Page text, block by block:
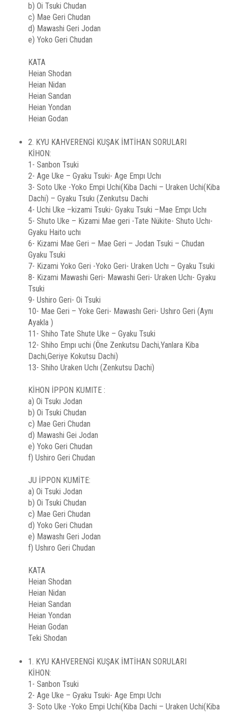
b) Oi Tsuki Chudan
c) Mae Geri Chudan
d) Mawashi Geri Jodan
e) Yoko Geri Chudan
KATA
Heian Shodan
Heian Nidan
Heian Sandan
Heian Yondan
Heian Godan
2. KYU KAHVERENGİ KUŞAK İMTİHAN SORULARI
KİHON:
1- Sanbon Tsuki
2- Age Uke – Gyaku Tsuki- Age Empı Uchı
3- Soto Uke -Yoko Empi Uchi(Kiba Dachi – Uraken Uchi(Kiba
Dachi) – Gyaku Tsukı (Zenkutsu Dachi
4- Uchi Uke –kizami Tsuki- Gyaku Tsuki –Mae Empı Uchı
5- Shuto Uke – Kizami Mae geri -Tate Nükite- Shuto Uchı-
Gyaku Haito uchı
6- Kizami Mae Geri – Mae Geri – Jodan Tsuki – Chudan
Gyaku Tsuki
7- Kizami Yoko Geri -Yoko Geri- Uraken Uchı – Gyaku Tsuki
8- Kizami Mawashi Geri- Mawashi Geri- Uraken Uchı- Gyaku
Tsuki
9- Ushiro Geri- Oi Tsuki
10- Mae Geri – Yoke Geri- Mawashı Geri- Ushıro Geri (Aynı
Ayakla )
11- Shiho Tate Shute Uke – Gyaku Tsuki
12- Shiho Empı uchi (Öne Zenkutsu Dachi,Yanlara Kiba
Dachi,Geriye Kokutsu Dachi)
13- Shiho Uraken Uchı (Zenkutsu Dachi)
KİHON İPPON KUMITE :
a) Oi Tsukı Jodan
b) Oi Tsuki Chudan
c) Mae Geri Chudan
d) Mawashi Gei Jodan
e) Yoko Geri Chudan
f) Ushiro Geri Chudan
JU İPPON KUMİTE:
a) Oi Tsuki Jodan
b) Oi Tsuki Chudan
c) Mae Geri Chudan
d) Yoko Geri Chudan
e) Mawashı Geri Jodan
f) Ushıro Geri Chudan
KATA
Heian Shodan
Heian Nidan
Heian Sandan
Heian Yondan
Heian Godan
Teki Shodan
1. KYU KAHVERENGİ KUŞAK İMTİHAN SORULARI
KİHON:
1- Sanbon Tsuki
2- Age Uke – Gyaku Tsuki- Age Empı Uchı
3- Soto Uke -Yoko Empi Uchi(Kiba Dachi – Uraken Uchi(Kiba